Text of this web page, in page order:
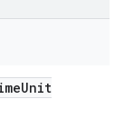
Unit